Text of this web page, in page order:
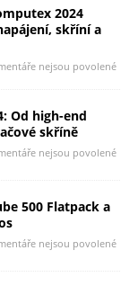
2024
skříní a
nejsou povolené
Od high-end
skříně
nejsou povolené
500 Flatpack a
nejsou povolené